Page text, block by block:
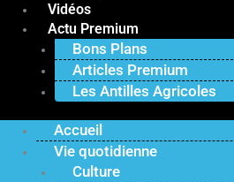
Vidéos
Actu Premium
Bons Plans
Articles Premium
Les Antilles Agricoles
Accueil
Vie quotidienne
Culture